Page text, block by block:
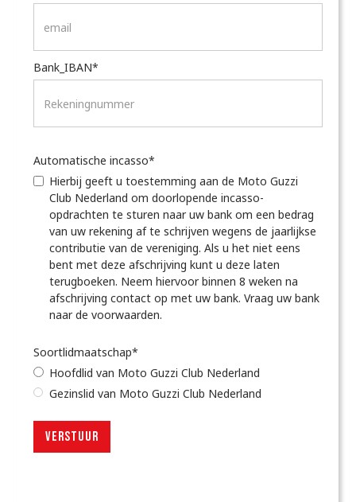
Bank_IBAN*
Automatische incasso*
Hierbij geeft u toestemming aan de Moto Guzzi
Club Nederland om doorlopende incasso-
opdrachten te sturen naar uw bank om een bedrag
van uw rekening af te schrijven wegens de jaarlijkse
contributie van de vereniging. Als u het niet eens
bent met deze afschrijving kunt u deze laten
terugboeken. Neem hiervoor binnen 8 weken na
afschrijving contact op met uw bank. Vraag uw bank
naar de voorwaarden.
Soortlidmaatschap*
Hoofdlid van Moto Guzzi Club Nederland
Gezinslid van Moto Guzzi Club Nederland